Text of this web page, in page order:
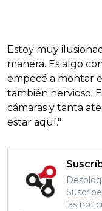
Estoy muy
manera. Es algo
empecé a montar
también nervioso.
cámaras y tanta
estar aquí."
las